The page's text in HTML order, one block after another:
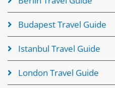
Budapest Travel Guide
Istanbul Travel Guide
London Travel Guide